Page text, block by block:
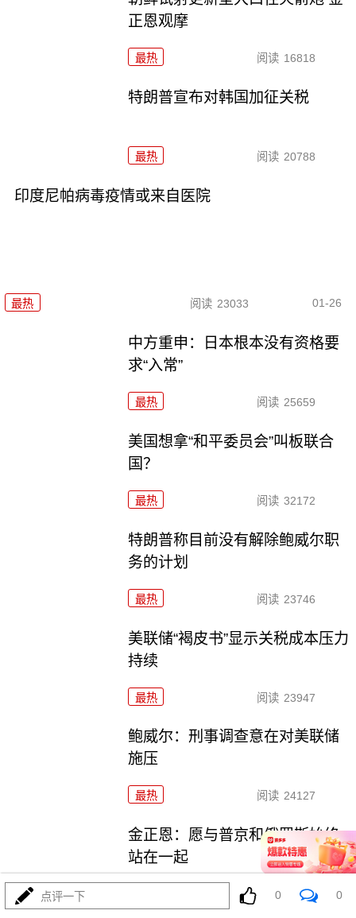
正恩观摩
最热 阅读 16818
特朗普宣布对韩国加征关税
最热 阅读 20788
印度尼帕病毒疫情或来自医院
最热 阅读 23033 01-26
中方重申：日本根本没有资格要
求“入常”
最热 阅读 25659
美国想拿“和平委员会”叫板联合
国？
最热 阅读 32172
特朗普称目前没有解除鲍威尔职
务的计划
最热 阅读 23746
美联储“褐皮书”显示关税成本压力
持续
最热 阅读 23947
鲍威尔：刑事调查意在对美联储
施压
最热 阅读 24127
金正恩：愿与普京和俄罗斯始终
站在一起
阅读 21891
点评一下 0 0